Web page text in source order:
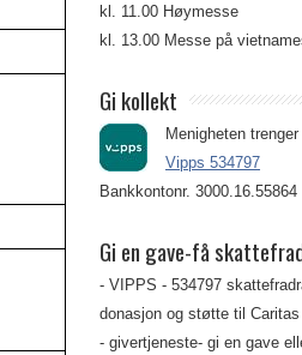
kl. 11.00 Høymesse
kl. 13.00 Messe på
Gi kollekt
Menigheten
Vipps 534797
Bankkontonr. 3000.16.55864
Gi en gave-få
- VIPPS - 534797
donasjon og støtte til Caritas
- givertjeneste- gi en gave